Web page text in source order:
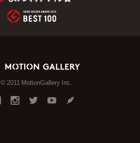
© 2011 MotionGallery Inc.